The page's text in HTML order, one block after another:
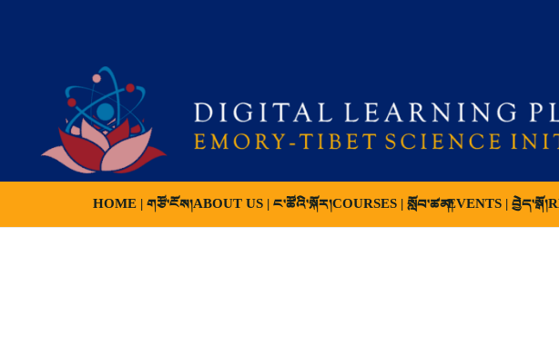
HOME | གཙོ་ངོས།ABOUT US | ང་ཚོའི་སྐོར།COURSES | སློབ་ཚན།EVENTS | བྱེད་སྒོ།